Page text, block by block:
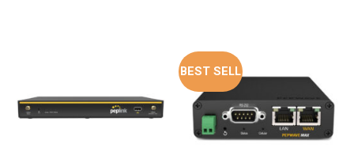
BEST SELL